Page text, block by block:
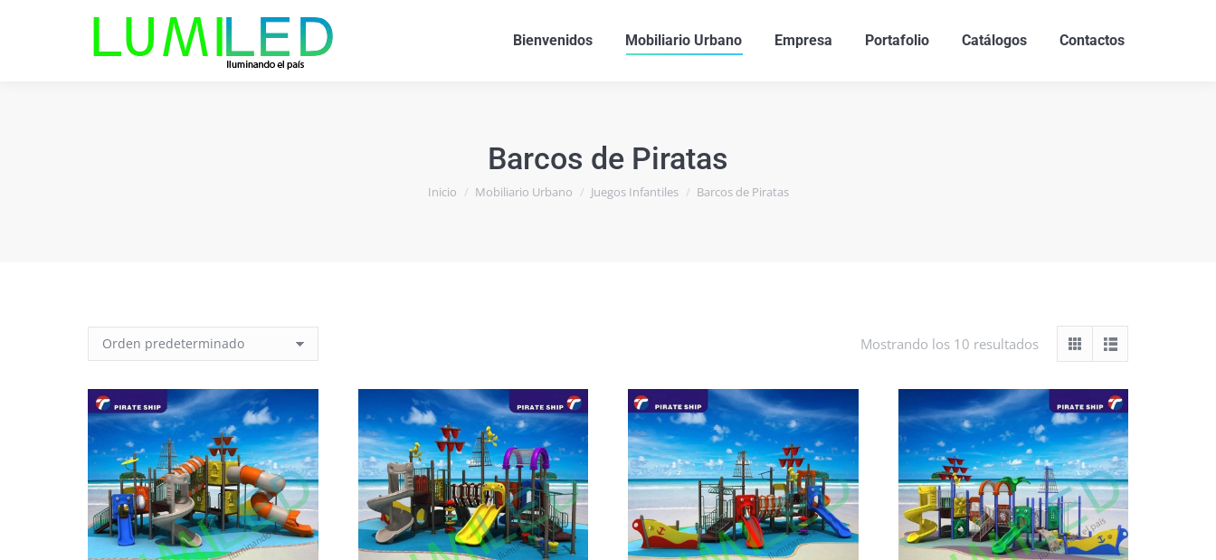
Bienvenidos Mobiliario Urbano Empresa Portafolio Catálogos Contactos
Barcos de Piratas
Estás aquí:
Inicio Mobiliario Urbano Juegos Infantiles Barcos de Piratas
Mostrando los 10 resultados